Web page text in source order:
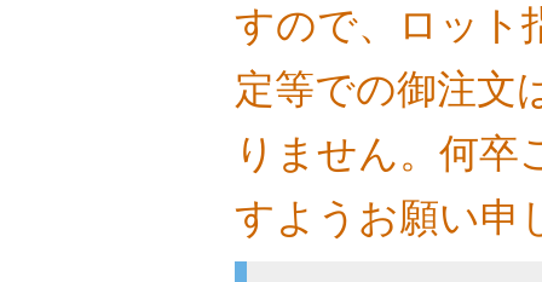
すので、ロット
定等での御注文
りません。何卒
すようお願い申